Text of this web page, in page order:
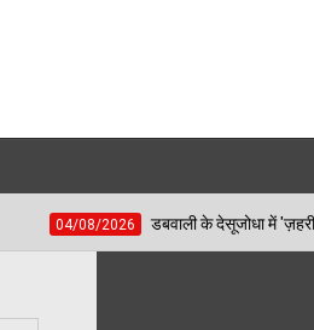
डबवाली के देसूजोधा में 'ज़हरीले पानी' का